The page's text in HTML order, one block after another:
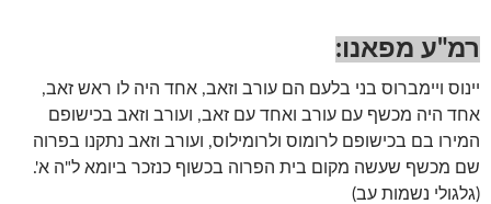
רמ"ע מפאנו:
יינוס ויימברוס בני בלעם הם עורב וזאב, אחד היה לו ראש זאב,
אחד היה מכשף עם עורב ואחד עם זאב, ועורב וזאב בכישופם
המירו בם בכישופם לרומוס ולרומילוס, ועורב וזאב נתקנו בפרוה
שם מכשף שעשה מקום בית הפרוה בכשוף כנזכר ביומא ל"ה א'.
(גלגולי נשמות עב)